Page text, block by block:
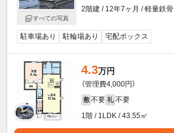
すべての写真
2階建 / 12年7ヶ月 / 軽量鉄骨
駐車場あり 駐輪場あり 宅配ボックス
4.3万円
（管理費4,000円）
敷 不要 礼 不要
1階 / 1LDK / 43.55㎡